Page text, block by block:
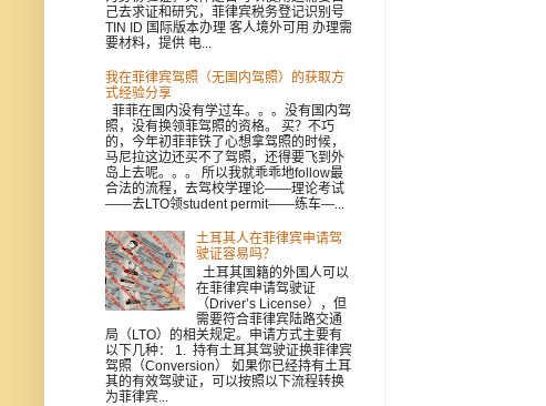
己去求证和研究，菲律宾税务登记识别号
TIN ID 国际版本办理 客人境外可用 办理需
要材料，提供 电...
我在菲律宾驾照（无国内驾照）的获取方
式经验分享
菲菲在国内没有学过车。。。没有国内驾
照，没有换领菲驾照的资格。 买？不巧
的，今年初菲菲铁了心想拿驾照的时候，
马尼拉这边还买不了驾照，还得要飞到外
岛上去呢。。。 所以我就乖乖地follow最
合法的流程，去驾校学理论——理论考试
——去LTO领student permit——练车—...
土耳其人在菲律宾申请驾
驶证容易吗？
土耳其国籍的外国人可以
在菲律宾申请驾驶证
（Driver’s License），但
需要符合菲律宾陆路交通
局（LTO）的相关规定。申请方式主要有
以下几种： 1. 持有土耳其驾驶证换菲律宾
驾照（Conversion） 如果你已经持有土耳
其的有效驾驶证，可以按照以下流程转换
为菲律宾...